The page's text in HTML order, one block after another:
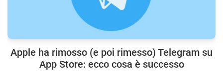
Apple ha rimosso (e poi rimesso) Telegram su
App Store: ecco cosa è successo